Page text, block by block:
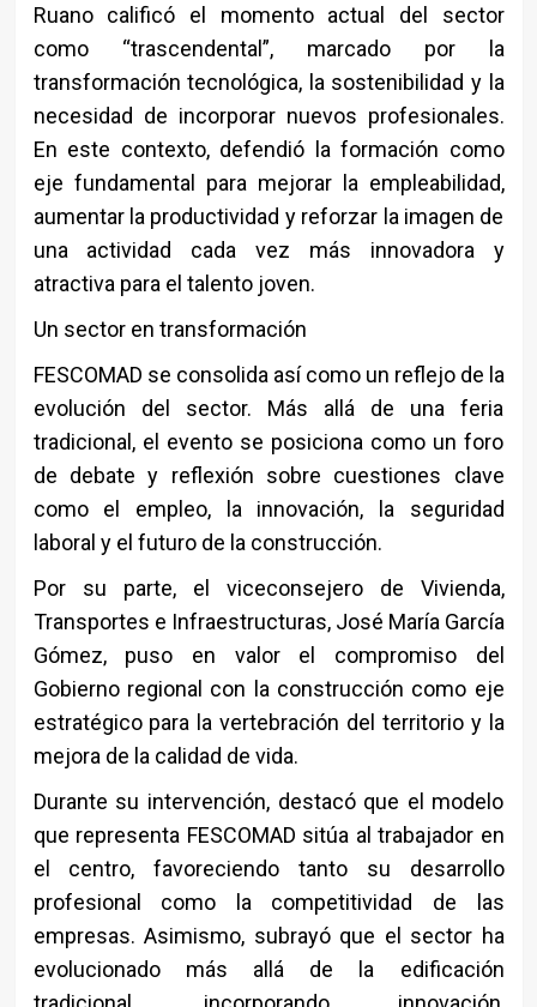
Ruano calificó el momento actual del sector
como “trascendental”, marcado por la
transformación tecnológica, la sostenibilidad y la
necesidad de incorporar nuevos profesionales.
En este contexto, defendió la formación como
eje fundamental para mejorar la empleabilidad,
aumentar la productividad y reforzar la imagen de
una actividad cada vez más innovadora y
atractiva para el talento joven.
Un sector en transformación
FESCOMAD se consolida así como un reflejo de la
evolución del sector. Más allá de una feria
tradicional, el evento se posiciona como un foro
de debate y reflexión sobre cuestiones clave
como el empleo, la innovación, la seguridad
laboral y el futuro de la construcción.
Por su parte, el viceconsejero de Vivienda,
Transportes e Infraestructuras, José María García
Gómez, puso en valor el compromiso del
Gobierno regional con la construcción como eje
estratégico para la vertebración del territorio y la
mejora de la calidad de vida.
Durante su intervención, destacó que el modelo
que representa FESCOMAD sitúa al trabajador en
el centro, favoreciendo tanto su desarrollo
profesional como la competitividad de las
empresas. Asimismo, subrayó que el sector ha
evolucionado más allá de la edificación